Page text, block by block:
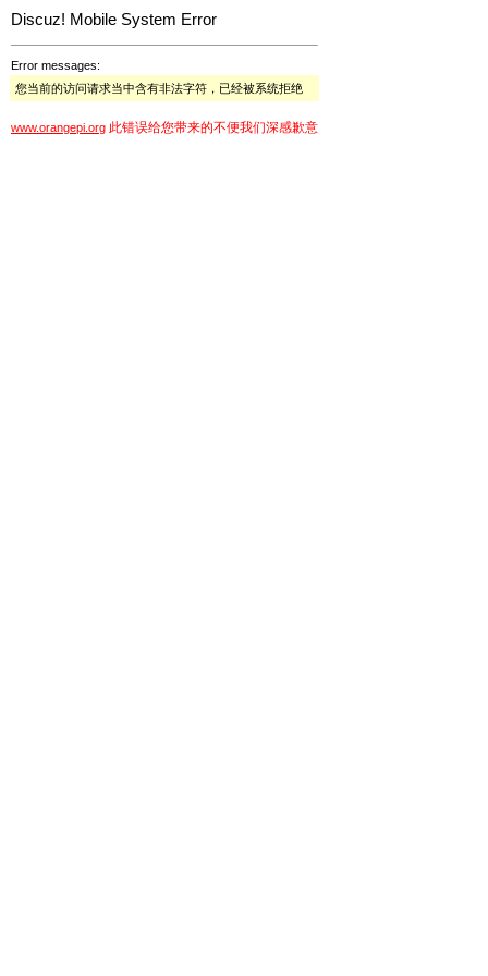
Discuz! Mobile System Error
Error messages:
您当前的访问请求当中含有非法字符，已经被系统拒绝
www.orangepi.org 此错误给您带来的不便我们深感歉意